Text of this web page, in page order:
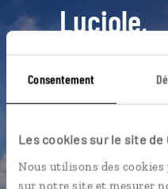
Consentement
Les cookies sur le site de
Nous utilisons des
sur notre site et mesurer
Luciole,
notre
exclusive
accompagne
Nos bonnes
sur des cartes